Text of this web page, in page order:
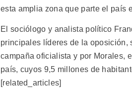
esta amplia zona que parte el país
El sociólogo y analista político
principales líderes de la oposición,
campaña oficialista y por Morales,
país, cuyos 9,5 millones de
[related_articles]